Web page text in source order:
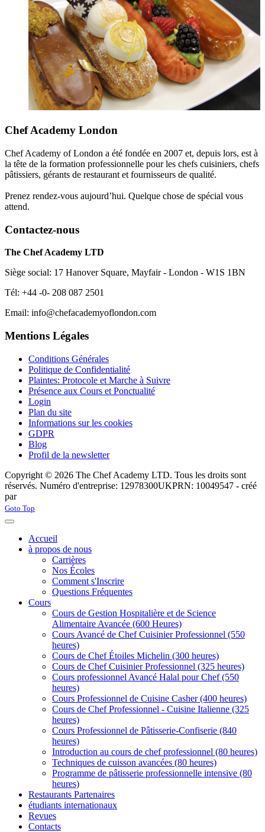
Chef Academy London
Chef Academy of London a été fondée en 2007 et, depuis lors, est à
la tête de la formation professionnelle pour les chefs cuisiniers, chefs
pâtissiers, gérants de restaurant et fournisseurs de qualité.
Prenez rendez-vous aujourd’hui. Quelque chose de spécial vous
attend.
Contactez-nous
The Chef Academy LTD
Siège social: 17 Hanover Square, Mayfair - London - W1S 1BN
Tél: +44 -0- 208 087 2501
Email: info@chefacademyoflondon.com
Mentions Légales
Conditions Générales
Politique de Confidentialité
Plaintes: Protocole et Marche à Suivre
Présence aux Cours et Ponctualité
Login
Plan du site
Informations sur les cookies
GDPR
Blog
Profil de la newsletter
Copyright © 2026 The Chef Academy LTD. Tous les droits sont
réservés. Numéro d'entreprise: 12978300UKPRN: 10049547 - créé
par
Joomla! 3 Templates
Goto Top
Accueil
à propos de nous
Carrières
Nos Écoles
Comment s'Inscrire
Questions Fréquentes
Cours
Cours de Gestion Hospitalière et de Science
Alimentaire Avancée (600 Heures)
Cours Avancé de Chef Cuisinier Professionnel (550
heures)
Cours de Chef Étoiles Michelin (300 heures)
Cours de Chef Cuisinier Professionnel (325 heures)
Cours professionnel Avancé Halal pour Chef (550
heures)
Cours Professionnel de Cuisine Casher (400 heures)
Cours de Chef Professionnel - Cuisine Italienne (325
heures)
Cours Professionnel de Pâtisserie-Confiserie (840
heures)
Introduction au cours de chef professionnel (80 heures)
Techniques de cuisson avancées (80 heures)
Programme de pâtisserie professionnelle intensive (80
heures)
Restaurants Partenaires
étudiants internationaux
Revues
Contacts